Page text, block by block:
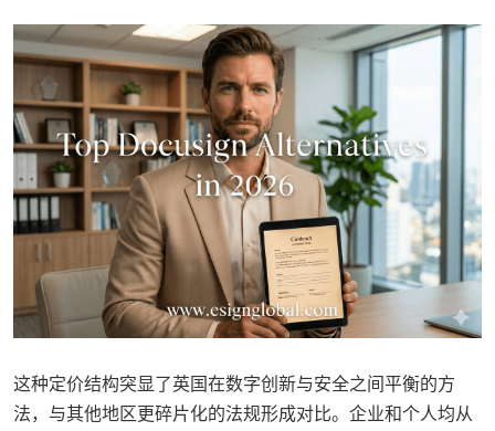
这种定价结构突显了英国在数字创新与安全之间平衡的方
法，与其他地区更碎片化的法规形成对比。企业和个人均从